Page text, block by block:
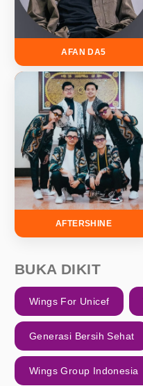
AFAN DA5
AFTERSHINE
BUKA DIKIT
Wings For Unicef
Generasi Bersih Sehat
Wings Group Indonesia